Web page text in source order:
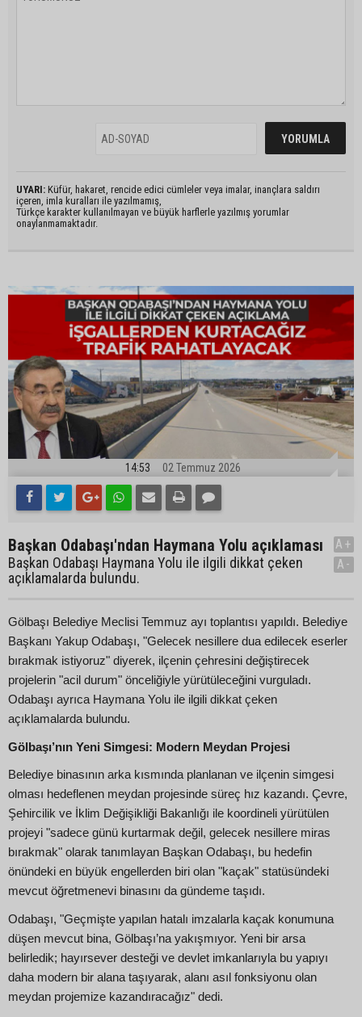
UYARI: Küfür, hakaret, rencide edici cümleler veya imalar, inançlara saldırı
içeren, imla kuralları ile yazılmamış,
Türkçe karakter kullanılmayan ve büyük harflerle yazılmış yorumlar
onaylanmamaktadır.
14:53 02 Temmuz 2026
Başkan Odabaşı'ndan Haymana Yolu açıklaması
Başkan Odabaşı Haymana Yolu ile ilgili dikkat çeken
açıklamalarda bulundu.
A+
A-
Gölbaşı Belediye Meclisi Temmuz ayı toplantısı yapıldı. Belediye
Başkanı Yakup Odabaşı, "Gelecek nesillere dua edilecek eserler
bırakmak istiyoruz" diyerek, ilçenin çehresini değiştirecek
projelerin "acil durum" önceliğiyle yürütüleceğini vurguladı.
Odabaşı ayrıca Haymana Yolu ile ilgili dikkat çeken
açıklamalarda bulundu.
Gölbaşı’nın Yeni Simgesi: Modern Meydan Projesi
Belediye binasının arka kısmında planlanan ve ilçenin simgesi
olması hedeflenen meydan projesinde süreç hız kazandı. Çevre,
Şehircilik ve İklim Değişikliği Bakanlığı ile koordineli yürütülen
projeyi "sadece günü kurtarmak değil, gelecek nesillere miras
bırakmak" olarak tanımlayan Başkan Odabaşı, bu hedefin
önündeki en büyük engellerden biri olan "kaçak" statüsündeki
mevcut öğretmenevi binasını da gündeme taşıdı.
Odabaşı, "Geçmişte yapılan hatalı imzalarla kaçak konumuna
düşen mevcut bina, Gölbaşı’na yakışmıyor. Yeni bir arsa
belirledik; hayırsever desteği ve devlet imkanlarıyla bu yapıyı
daha modern bir alana taşıyarak, alanı asıl fonksiyonu olan
meydan projemize kazandıracağız" dedi.